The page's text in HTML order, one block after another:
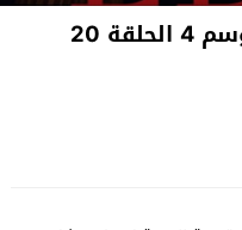
مسلسل التفاح الحرام الموسم 4 الحلقة 20